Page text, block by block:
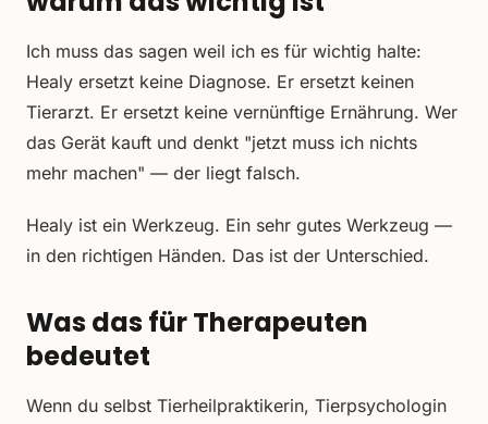
Ich muss das sagen weil ich es für wichtig halte:
Healy ersetzt keine Diagnose. Er ersetzt keinen
Tierarzt. Er ersetzt keine vernünftige Ernährung. Wer
das Gerät kauft und denkt "jetzt muss ich nichts
mehr machen" — der liegt falsch.
Healy ist ein Werkzeug. Ein sehr gutes Werkzeug —
in den richtigen Händen. Das ist der Unterschied.
Was das für Therapeuten
bedeutet
Wenn du selbst Tierheilpraktikerin, Tierpsychologin